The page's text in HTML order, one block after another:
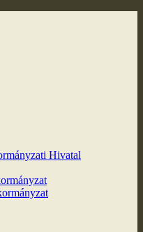
Hivatal